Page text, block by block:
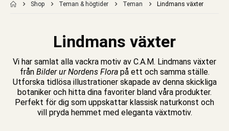
Shop Teman & högtider Teman Lindmans växter
Lindmans växter
Vi har samlat alla vackra motiv av C.A.M. Lindmans växter
från Bilder ur Nordens Florapå ett och samma ställe.
Utforska tidlösa illustrationer skapade av denna skickliga
botaniker och hitta dina favoriter bland våra produkter.
Perfekt för dig som uppskattar klassisk naturkonst och
vill pryda hemmet med eleganta växtmotiv.